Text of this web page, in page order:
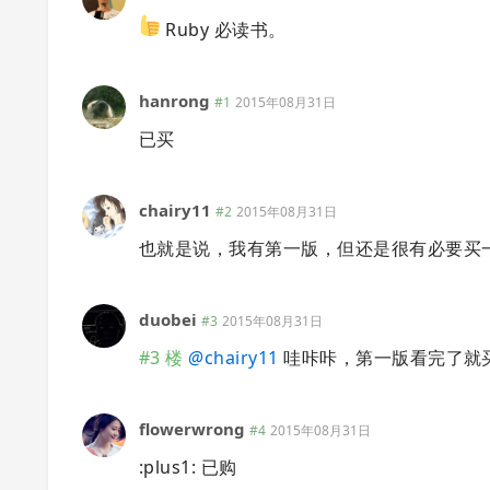
Ruby 必读书。
hanrong #1 2015年08月31日
已买
chairy11 #2 2015年08月31日
也就是说，我有第一版，但还是很有必要买
duobei #3 2015年08月31日
#3 楼 @chairy11 哇咔咔，第一版看完了
flowerwrong #4 2015年08月31日
:plus1: 已购